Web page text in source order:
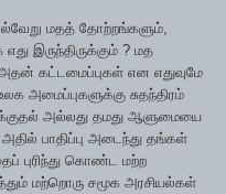
மதத் தோற்றங்களும்,
இருந்திருக்கும் ? மத
கட்டமைப்புகள் என எதுவுமே
அமைப்புகளுக்கு சுதந்திரம்
அல்லது தமது ஆளுமையை
பாதிப்பு அடைந்து தங்கள்
புரிந்து கொண்ட மற்ற
மற்றொரு சமூக அரசியல்கள்